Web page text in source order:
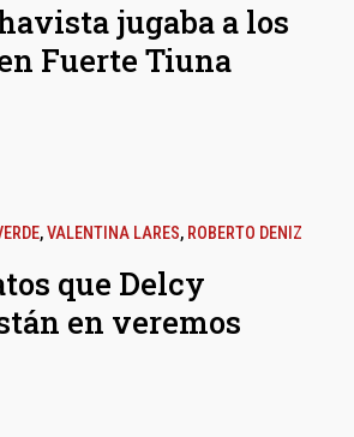
jugaba a los
Fuerte Tiuna
,VALENTINA LARES, ROBERTO DENIZ
que Delcy
en veremos